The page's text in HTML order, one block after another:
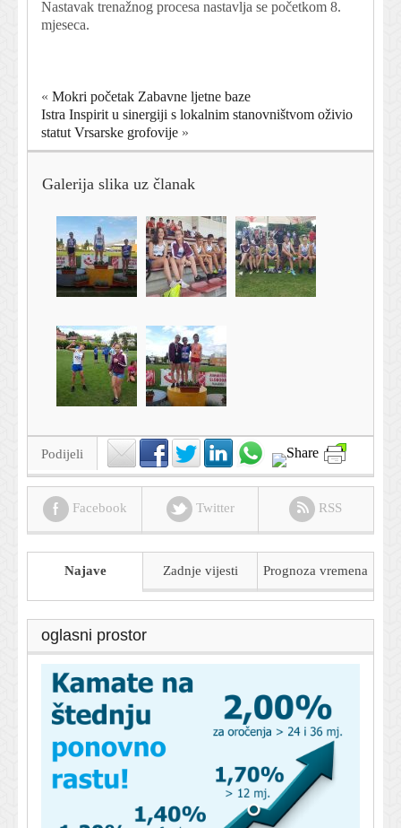
Nastavak trenažnog procesa nastavlja se početkom 8.
mjeseca.
« Mokri početak Zabavne ljetne baze
Istra Inspirit u sinergiji s lokalnim stanovništvom oživio
statut Vrsarske grofovije »
Galerija slika uz članak
Podijeli
Facebook Twitter RSS
Najave Zadnje vijesti Prognoza vremena
oglasni prostor